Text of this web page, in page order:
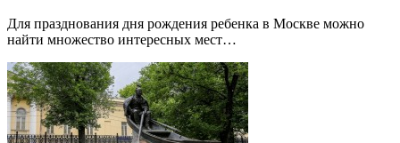
Для празднования дня рождения ребенка в Москве можно
найти множество интересных мест…